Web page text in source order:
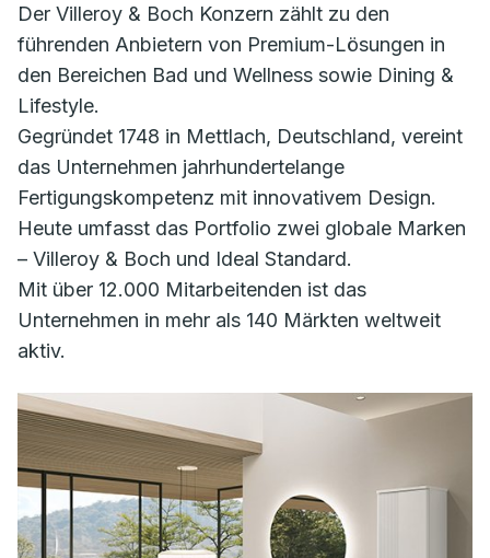
Der Villeroy & Boch Konzern zählt zu den
führenden Anbietern von Premium-Lösungen in
den Bereichen Bad und Wellness sowie Dining &
Lifestyle.
Gegründet 1748 in Mettlach, Deutschland, vereint
das Unternehmen jahrhundertelange
Fertigungskompetenz mit innovativem Design.
Heute umfasst das Portfolio zwei globale Marken
– Villeroy & Boch und Ideal Standard.
Mit über 12.000 Mitarbeitenden ist das
Unternehmen in mehr als 140 Märkten weltweit
aktiv.